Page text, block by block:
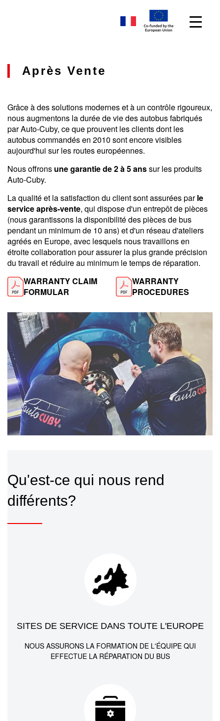
Après Vente
Grâce à des solutions modernes et à un contrôle rigoureux,
nous augmentons la durée de vie des autobus fabriqués
par Auto-Cuby, ce que prouvent les clients dont les
autobus commandés en 2010 sont encore visibles
aujourd'hui sur les routes européennes.
Nous offrons une garantiede 2 à 5 anssur les produits
Auto-Cuby.
La qualité et la satisfaction du client sont assurées parle
service après-vente, qui dispose d'un entrepôt de pièces
(nous garantissons la disponibilité des pièces de bus
pendant un minimum de 10 ans) et d'un réseau d'ateliers
agréés en Europe, avec lesquels nous travaillons en
étroite collaboration pour assurer la plus grande précision
du travail et réduire au minimum le temps de réparation.
WARRANTY CLAIM
FORMULAR
WARRANTY
PROCEDURES
Qu'est-ce qui nous rend
différents?
SITES DE SERVICE DANS TOUTE L'EUROPE
NOUS ASSURONS LA FORMATION DE L'ÉQUIPE QUI
EFFECTUE LA RÉPARATION DU BUS